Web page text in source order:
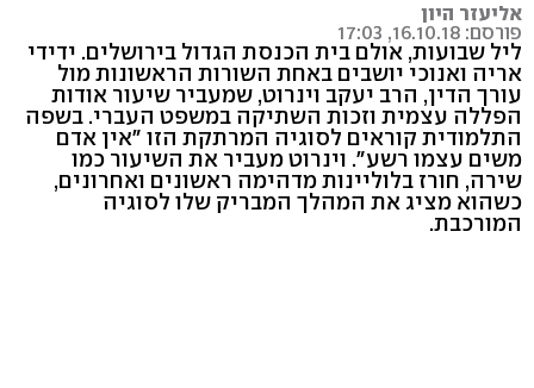
אליעזר היון
פורסם: 16.10.18, 17:03
ליל שבועות, אולם בית הכנסת הגדול בירושלים. ידידי
אריה ואנוכי יושבים באחת השורות הראשונות מול
עורך הדין, הרב יעקב וינרוט, שמעביר שיעור אודות
הפללה עצמית וזכות השתיקה במשפט העברי. בשפה
התלמודית קוראים לסוגיה המרתקת הזו "אין אדם
משים עצמו רשע". וינרוט מעביר את השיעור כמו
שירה, חורז בלוליינות מדהימה ראשונים ואחרונים,
כשהוא מציג את המהלך המבריק שלו לסוגיה
המורכבת.